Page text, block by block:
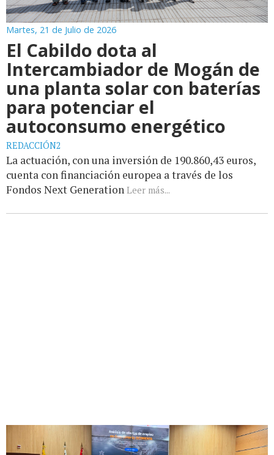
Martes, 21 de Julio de 2026
El Cabildo dota al
Intercambiador de Mogán de
una planta solar con baterías
para potenciar el
autoconsumo energético
REDACCIÓN2
La actuación, con una inversión de 190.860,43 euros,
cuenta con financiación europea a través de los
Fondos Next Generation Leer más...